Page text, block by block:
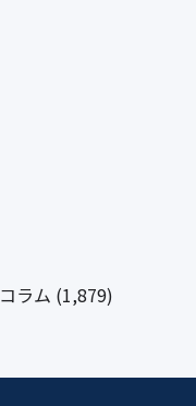
ラム (1,879)